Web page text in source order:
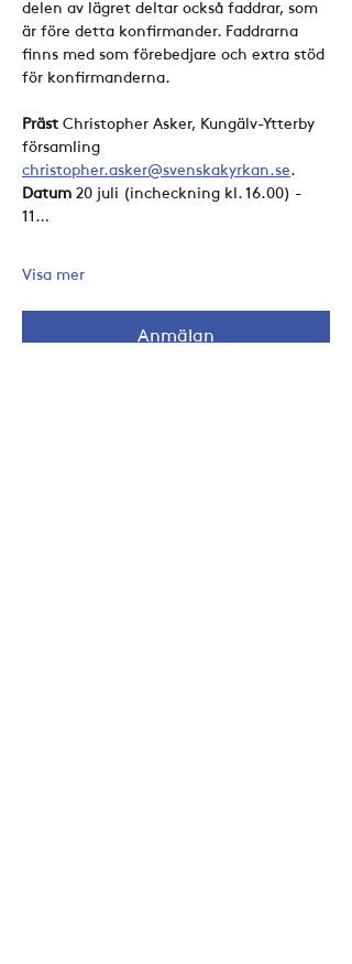
delen av lägret deltar också faddrar, som
är före detta konfirmander. Faddrarna
finns med som förebedjare och extra stöd
för konfirmanderna.
Präst Christopher Asker, Kungälv-Ytterby
församling
christopher.asker@svenskakyrkan.se.
Datum 20 juli (incheckning kl. 16.00) -
11…
Visa mer
Anmälan